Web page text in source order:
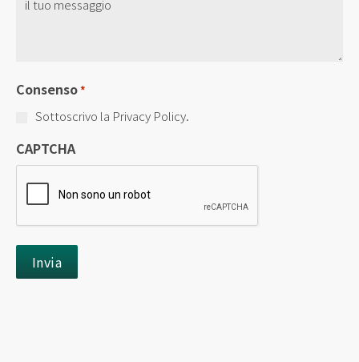
Titolo
Consenso*
Sottoscrivo la Privacy Policy.
CAPTCHA